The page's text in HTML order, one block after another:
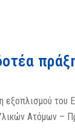
εξοπλισμού του
Ατόμων –